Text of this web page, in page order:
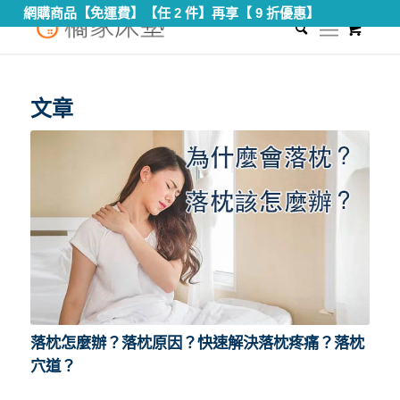
網購商品【免運費】【任 2 件】再享【 9 折優惠】
您現在的位置： 首頁 /落枕
文章
落枕怎麼辦？落枕原因？快速解決落枕疼痛？落枕
穴道？